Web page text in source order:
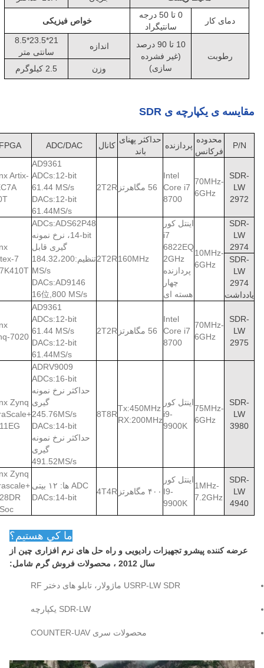
دمای کار
0 تا 50 درجه
سانتیگراد
خواص فیزیکی
رطوبت
10 تا 90 درصد
(غیر فشرده
سازی)
اندازه
21*23.5*8.5
سانتی متر
وزن
2.5 کيلوگرم
مقایسه ی یکپارچه ی SDR
P/N
محدوده
فرکانس
پردازنده
حداکثر پهنای
باند
کانال ADC/DAC
SDR-
LW
2972
70MHz-
6GHz
Intel
Core i7
8700
56 مگاهرتز 2T2R
AD9361
ADCs:12-bit
61.44 MS/s
DACs:12-bit
61.44MS/s
Artix-
SDR-
LW
2974
10MHz-
6GHz
اینتل کور
i7
6822EQ
2GHz
پردازنده
چهار
هسته ای
160MHz
2T2R
ADCs:ADS62P48
14-bit، نرخ نمونه
گیری قابل
تنظیم:184.32،200
MS/s
DACs:AD9146
16位,800 MS/s
7
SDR-
LW
2974
یادداشت
SDR-
LW
2975
70MHz-
6GHz
Intel
Core i7
8700
56 مگاهرتز 2T2R
AD9361
ADCs:12-bit
61.44 MS/s
DACs:12-bit
61.44MS/s
7020
SDR-
LW
3980
75MHz-
6GHz
اینتل کور
i9-
9900K
Tx:450MHz
RX:200MHz
8T8R
ADRV9009
ADCs:16-bit
حداکثر نرخ نمونه
گیری
245.76MS/s
DACs:14-bit
حداکثر نرخ نمونه
گیری
491.52MS/s
Zynq
SDR-
LW
4940
1MHz-
7.2GHz
اینتل کور
I9-
9900K
۴۰۰ مگاهرتز 4T4R
ADC ها: ۱۲ بیتی
DACs:14-bit
Zynq
ما کي هستيم؟
عرضه کننده پیشرو تجهیزات رادیویی و راه حل های نرم افزاری چین از
سال 2012 ، محصولات فروش گرم شامل:
USRP-LW SDR ماژولار، تابلو های دختر RF
SDR-LW یکپارچه
محصولات سری COUNTER-UAV